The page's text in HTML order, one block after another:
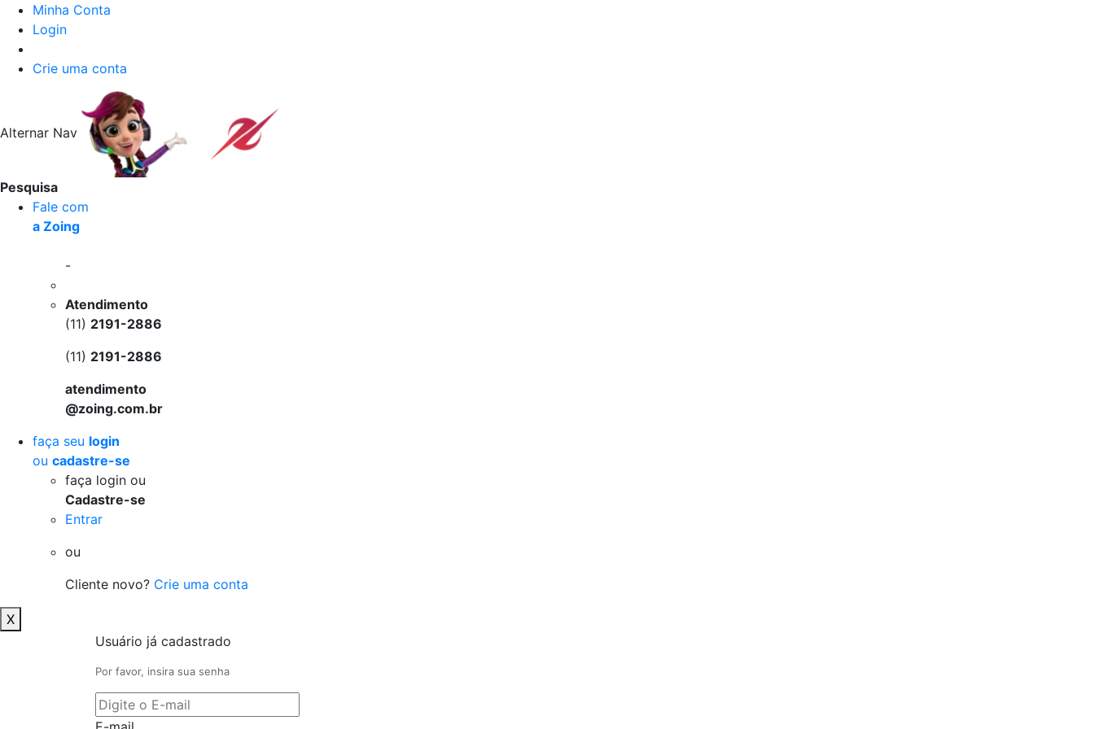
Minha Conta
Login
Crie uma conta
Alternar Nav
Pesquisa
Fale com
a Zoing
-
Atendimento
(11) 2191-2886
(11) 2191-2886
atendimento
@zoing.com.br
faça seu login
ou cadastre-se
faça login ou
Cadastre-se
Entrar
ou
Cliente novo? Crie uma conta
X
Usuário já cadastrado
Por favor, insira sua senha